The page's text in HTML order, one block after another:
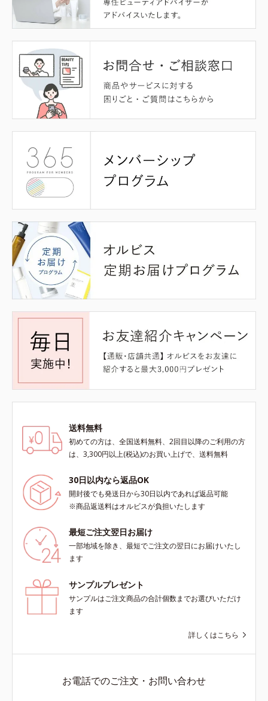
送料無料
初めての方は、全国送料無料、2回目以降のご利用の方
は、3,300円以上(税込)のお買い上げで、送料無料
30日以内なら返品OK
開封後でも発送日から30日以内であれば返品可能
※商品返送料はオルビスが負担いたします
最短ご注文翌日お届け
一部地域を除き、最短でご注文の翌日にお届けいたし
ます
サンプルプレゼント
サンプルはご注文商品の合計個数までお選びいただけ
ます
詳しくはこちら
お電話でのご注文・お問い合わせ